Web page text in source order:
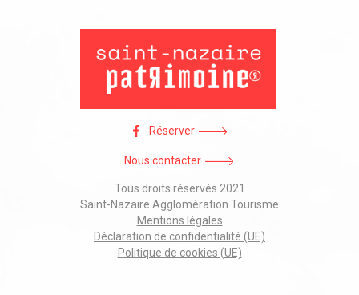
Réserver
Nous contacter
Tous droits réservés 2021
Saint-Nazaire Agglomération Tourisme
Mentions légales
Déclaration de confidentialité (UE)
Politique de cookies (UE)